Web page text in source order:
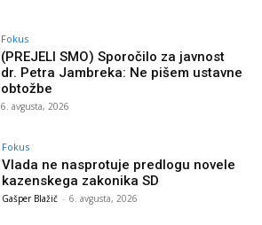
Fokus
(PREJELI SMO) Sporočilo za javnost
dr. Petra Jambreka: Ne pišem ustavne
obtožbe
6. avgusta, 2026
Fokus
Vlada ne nasprotuje predlogu novele
kazenskega zakonika SD
Gašper Blažič - 6. avgusta, 2026